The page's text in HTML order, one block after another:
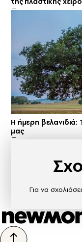
Η ήμερη βελανιδιά:
μας
Για να